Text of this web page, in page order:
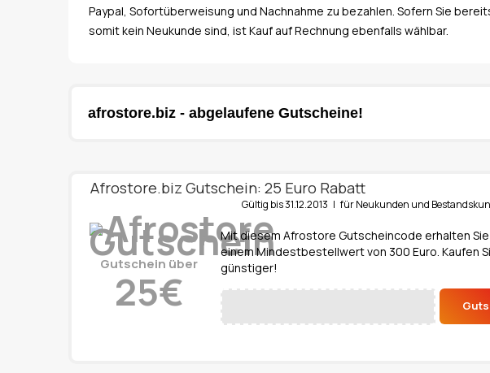
Paypal, Sofortüberweisung und Nachnahme zu bezahlen. Sofern Sie
somit kein Neukunde sind, ist Kauf auf Rechnung ebenfalls wählbar.
afrostore.biz - abgelaufene Gutscheine!
Afrostore.biz Gutschein: 25 Euro Rabatt
Gültig bis 31.12.2013 | für Neukunden und
Gutschein über
25€
Mit diesem Afrostore Gutscheincode erhalten Sie
einem Mindestbestellwert von 300 Euro. Kaufen
günstiger!